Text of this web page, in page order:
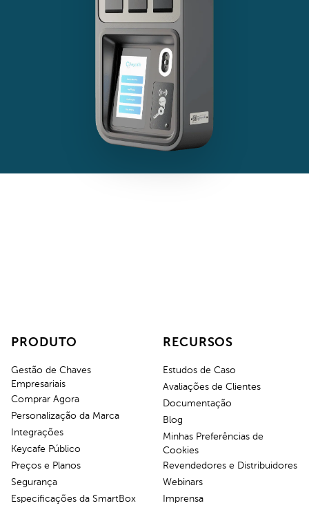
PRODUTO
Gestão de Chaves
Empresariais
Comprar Agora
Personalização da Marca
Integrações
Keycafe Público
Preços e Planos
Segurança
Especificações da SmartBox
RECURSOS
Estudos de Caso
Avaliações de Clientes
Documentação
Blog
Minhas Preferências de
Cookies
Revendedores e Distribuidores
Webinars
Imprensa